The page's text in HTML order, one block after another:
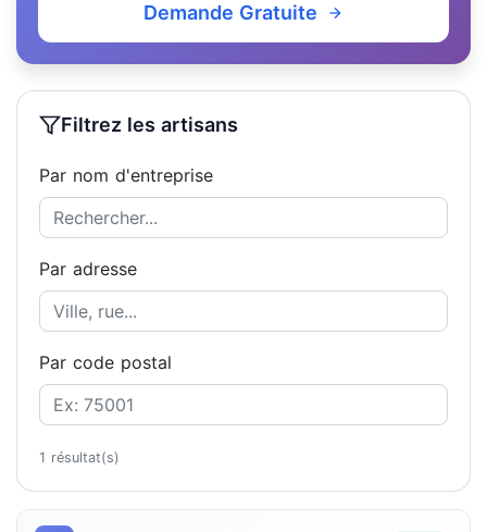
Demande Gratuite
Filtrez les artisans
Par nom d'entreprise
Par adresse
Par code postal
1 résultat(s)